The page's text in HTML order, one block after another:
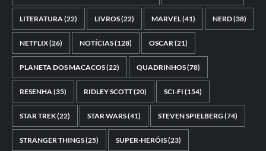
LITERATURA(22) LIVROS(22) MARVEL(41) NERD(38)
NETFLIX(26) NOTÍCIAS(128) OSCAR(21)
PLANETA DOS MACACOS(22) QUADRINHOS(78)
RESENHA(35) RIDLEY SCOTT(20) SCI-FI (154)
STAR TREK(22) STAR WARS(41) STEVEN SPIELBERG (74)
STRANGER THINGS(25) SUPER-HERÓIS(23)